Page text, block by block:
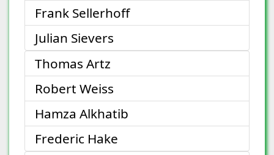
Frank Sellerhoff
Julian Sievers
Thomas Artz
Robert Weiss
Hamza Alkhatib
Frederic Hake